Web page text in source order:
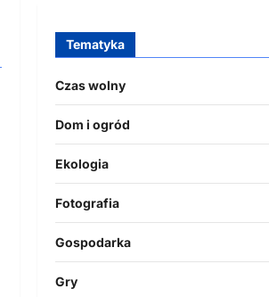
Tematyka
Czas wolny
Dom i ogród
Ekologia
Fotografia
Gospodarka
Gry